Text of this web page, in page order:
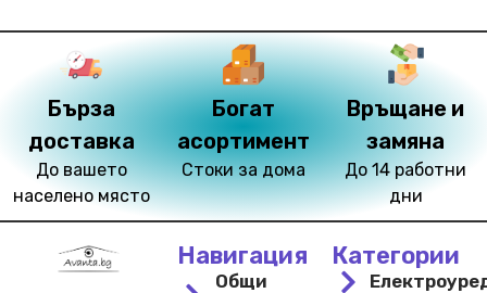
Бърза
доставка
До вашето
населено място
Богат
асортимент
Стоки за дома
Връщане и
замяна
До 14 работни
дни
Навигация
Общи
Категории